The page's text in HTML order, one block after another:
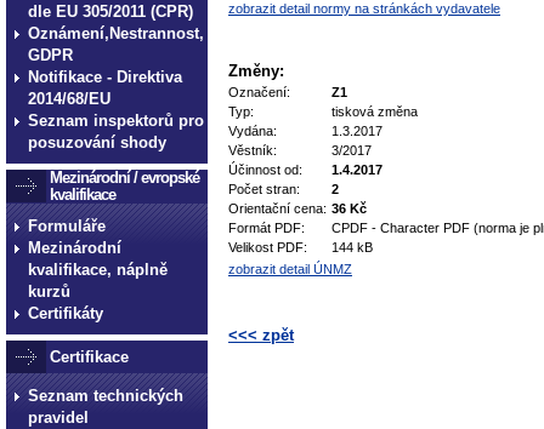
dle EU 305/2011 (CPR)
Oznámení,Nestrannost,
GDPR
Notifikace - Direktiva
2014/68/EU
Seznam inspektorů pro
posuzování shody
Mezinárodní / evropské
kvalifikace
Formuláře
Mezinárodní
kvalifikace, náplně
kurzů
Certifikáty
Certifikace
Seznam technických
pravidel
zobrazit detail normy na stránkách vydavatele
Změny:
Označení:
Z1
Typ:
tisková změna
Vydána:
1.3.2017
Věstník:
3/2017
Účinnost od:
1.4.2017
Počet stran:
2
Orientační cena: 36 Kč
Formát PDF:
CPDF - Character PDF (norma je
Velikost PDF:
144 kB
zobrazit detail ÚNMZ
<<< zpět